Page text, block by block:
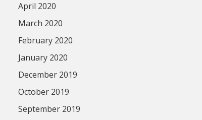
April 2020
March 2020
February 2020
January 2020
December 2019
October 2019
September 2019